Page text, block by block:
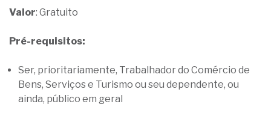
Valor: Gratuito
Pré-requisitos:
Ser, prioritariamente, Trabalhador do Comércio de
Bens, Serviços e Turismo ou seu dependente, ou
ainda, público em geral